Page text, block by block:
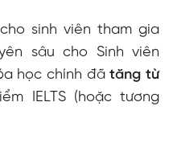
sinh viên tham gia
sâu cho Sinh viên
học chính đãtăng từ
IELTS (hoặc tương